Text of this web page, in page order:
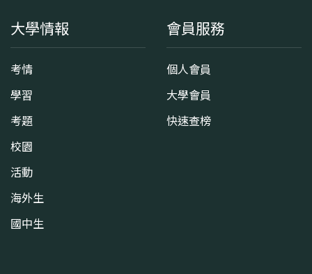
大學情報
考情
學習
考題
校園
活動
海外生
國中生
會員服務
個人會員
大學會員
快速查榜